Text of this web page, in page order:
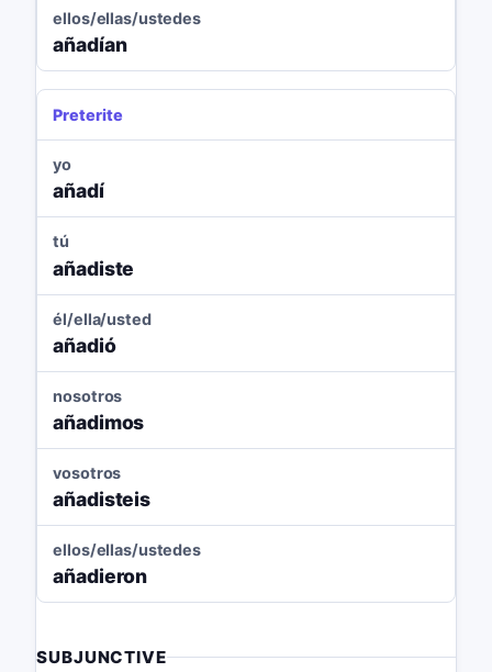
ellos/ellas/ustedes
añadían
Preterite
yo
añadí
tú
añadiste
él/ella/usted
añadió
nosotros
añadimos
vosotros
añadisteis
ellos/ellas/ustedes
añadieron
SUBJUNCTIVE